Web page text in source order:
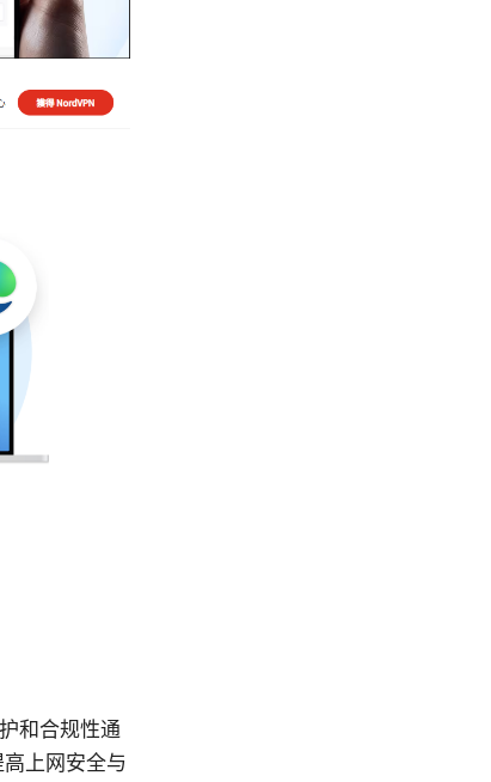
和合规性通
上网安全与